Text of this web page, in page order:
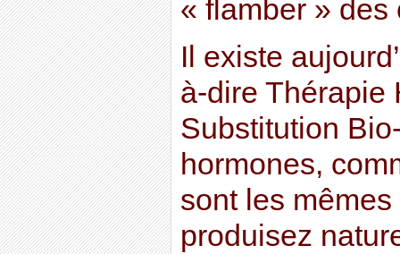
« flamber » des
Il existe
à-dire Thérapie
Substitution
hormones,
sont les
produisez